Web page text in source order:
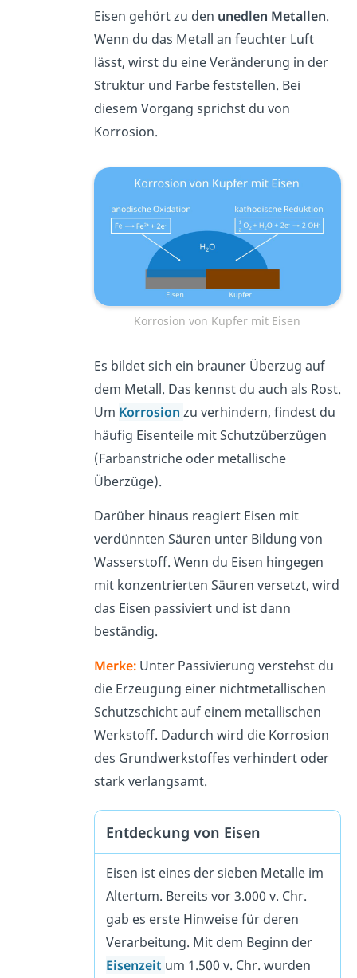
Eisen gehört zu den unedlen Metallen.
Wenn du das Metall an feuchter Luft
lässt, wirst du eine Veränderung in der
Struktur und Farbe feststellen. Bei
diesem Vorgang sprichst du von
Korrosion.
Korrosion von Kupfer mit Eisen
Es bildet sich ein brauner Überzug auf
dem Metall. Das kennst du auch als Rost.
Um Korrosion zu verhindern, findest du
häufig Eisenteile mit Schutzüberzügen
(Farbanstriche oder metallische
Überzüge).
Darüber hinaus reagiert Eisen mit
verdünnten Säuren unter Bildung von
Wasserstoff. Wenn du Eisen hingegen
mit konzentrierten Säuren versetzt, wird
das Eisen passiviert und ist dann
beständig.
Merke: Unter Passivierung verstehst du
die Erzeugung einer nichtmetallischen
Schutzschicht auf einem metallischen
Werkstoff. Dadurch wird die Korrosion
des Grundwerkstoffes verhindert oder
stark verlangsamt.
Entdeckung von Eisen
Eisen ist eines der sieben Metalle im
Altertum. Bereits vor 3.000 v. Chr.
gab es erste Hinweise für deren
Verarbeitung. Mit dem Beginn der
Eisenzeit um 1.500 v. Chr. wurden